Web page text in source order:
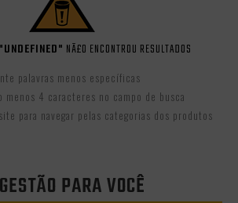
"UNDEFINED" NÃ£O ENCONTROU RESULTADOS
palavras menos específicas
menos 4 caracteres no campo de busca
para navegar pelas categorias dos produtos
PARA VOCÊ